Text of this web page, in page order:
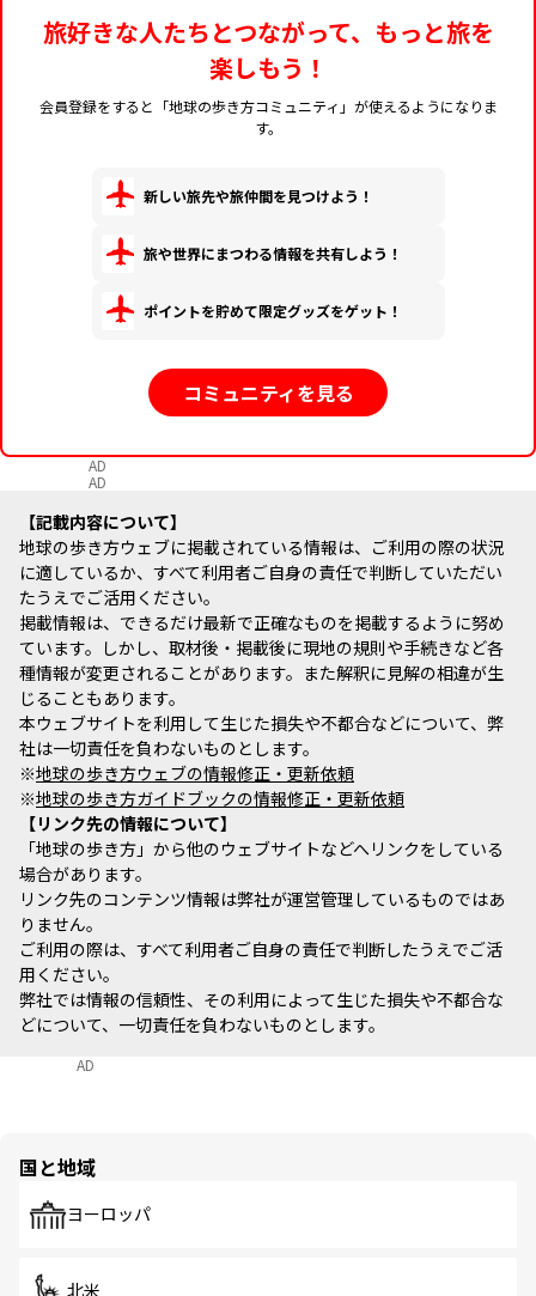
旅好きな人たちとつながって、もっと旅を
楽しもう！
会員登録をすると「地球の歩き方コミュニティ」が使えるようになりま
す。
新しい旅先や旅仲間を見つけよう！
旅や世界にまつわる情報を共有しよう！
ポイントを貯めて限定グッズをゲット！
コミュニティを見る
AD
AD
記載内容について
地球の歩き方ウェブに掲載されている情報は、ご利用の際の状況
に適しているか、すべて利用者ご自身の責任で判断していただい
たうえでご活用ください。
掲載情報は、できるだけ最新で正確なものを掲載するように努め
ています。しかし、取材後・掲載後に現地の規則や手続きなど各
種情報が変更されることがあります。また解釈に見解の相違が生
じることもあります。
本ウェブサイトを利用して生じた損失や不都合などについて、弊
社は一切責任を負わないものとします。
※地球の歩き方ウェブの情報修正・更新依頼
※地球の歩き方ガイドブックの情報修正・更新依頼
リンク先の情報について
「地球の歩き方」から他のウェブサイトなどへリンクをしている
場合があります。
リンク先のコンテンツ情報は弊社が運営管理しているものではあ
りません。
ご利用の際は、すべて利用者ご自身の責任で判断したうえでご活
用ください。
弊社では情報の信頼性、その利用によって生じた損失や不都合な
どについて、一切責任を負わないものとします。
AD
国と地域
ヨーロッパ
北米